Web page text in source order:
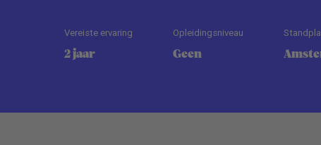
Vereiste ervaring
2 jaar
Opleidingsniveau
Geen